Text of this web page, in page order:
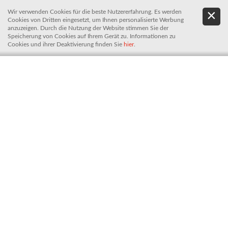
Wir verwenden Cookies für die beste Nutzererfahrung. Es werden
Cookies von Dritten eingesetzt, um Ihnen personalisierte Werbung
anzuzeigen. Durch die Nutzung der Website stimmen Sie der
Speicherung von Cookies auf Ihrem Gerät zu. Informationen zu
Cookies und ihrer Deaktivierung finden Sie hier.
De.It